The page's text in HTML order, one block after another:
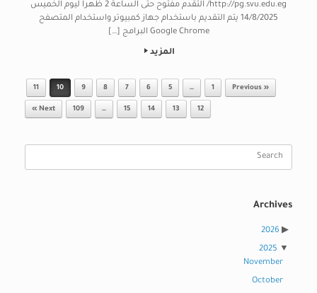
http://pg.svu.edu.eg/ التقدم مفتوح حتى الساعة 2 ظهرا ليوم الخميس
14/8/2025 يتم التقديم باستخدام جهاز كمبيوتر واستخدام المتصفح
Google Chrome البرامج […]
المزيد
Post navigation
« Previous
1
…
5
6
7
8
9
10
11
12
13
14
15
…
109
Next »
Archives
2026
2025
November
October